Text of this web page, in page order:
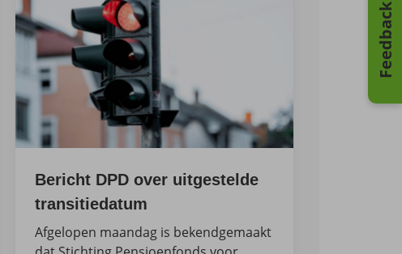
Bericht DPD over uitgestelde
transitiedatum
Afgelopen maandag is bekendgemaakt
Feedback